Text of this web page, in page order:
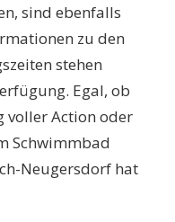
sind ebenfalls
zu den
stehen
Egal, ob
voller Action oder
Schwimmbad
Neugersdorf hat